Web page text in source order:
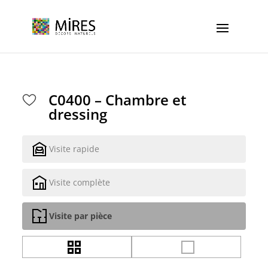
C0400 – Chambre et
dressing
Visite rapide
Visite complète
Visite par pièce